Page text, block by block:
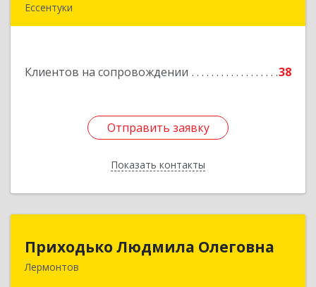
Ессентуки
Клиентов на сопровождении 38
Отправить заявку
Показать контакты
Отправить заявку
Назад
Приходько Людмила Олеговна
Лермонтов
357341, Лермонтов г, П.Лумумбы ул, дом №